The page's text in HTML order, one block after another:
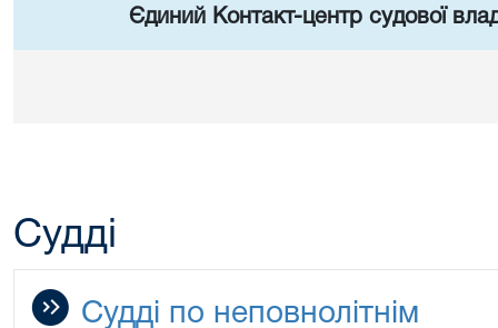
Єдиний Контакт-центр судової
Судді
Судді по неповнолітнім